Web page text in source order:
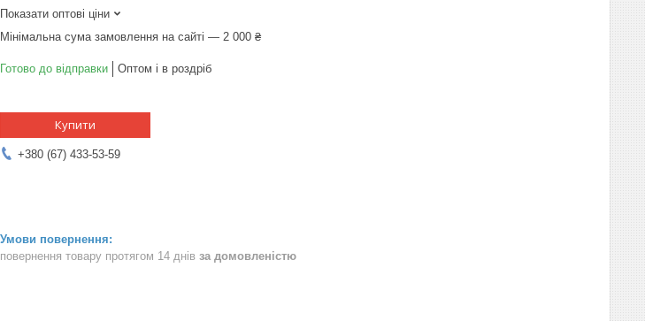
Показати оптові ціни
Мінімальна сума замовлення на сайті — 2 000 ₴
Готово до відправки Оптом і в роздріб
Купити
+380 (67) 433-53-59
повернення товару протягом 14 днів за домовленістю